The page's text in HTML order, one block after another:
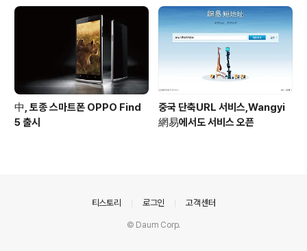
中, 토종 스마트폰 OPPO Find
5 출시
중국 단축URL 서비스,Wangyi
網易에서도 서비스 오픈
티스토리 로그인 고객센터
© Daum Corp.